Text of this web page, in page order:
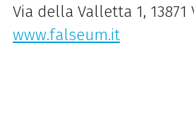
Via della Valletta 1, 13871
www.falseum.it